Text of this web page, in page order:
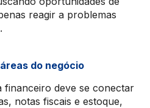
reagir a problemas
do negócio
financeiro deve se conectar
notas fiscais e estoque,